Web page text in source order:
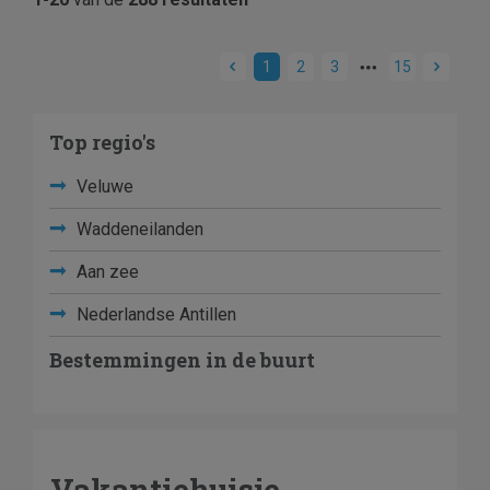
1 2 3 15
Top regio's
Veluwe
Waddeneilanden
Aan zee
Nederlandse Antillen
Bestemmingen in de buurt